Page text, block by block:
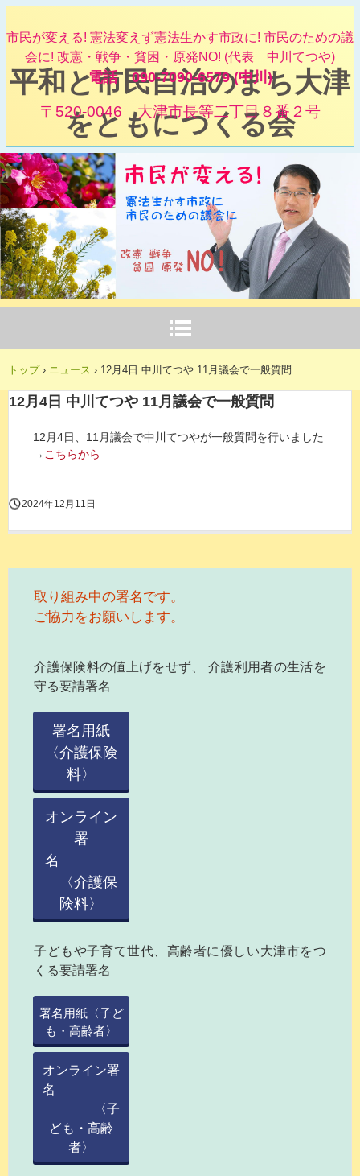
平和と市民自治のまち大津
をともにつくる会
市民が変える! 憲法変えず憲法生かす市政に! 市民のための議
会に! 改憲・戦争・貧困・原発NO! (代表 中川てつや)
電話 090-7090-6579 (中川)
〒520-0046 大津市長等二丁目８番２号
トップ › ニュース › 12月4日 中川てつや 11月議会で一般質問
12月4日 中川てつや 11月議会で一般質問
12月4日、11月議会で中川てつやが一般質問を行いました
→ こちらから
2024年12月11日
取り組み中の署名です。
ご協力をお願いします。
介護保険料の値上げをせず、 介護利用者の生活を
守る要請署名
署名用紙
〈介護保険
料〉
オンライン
署
名
〈介護保
険料〉
子どもや子育て世代、高齢者に優しい大津市をつ
くる要請署名
署名用紙〈子ど
も・高齢者〉
オンライン署
名
〈子
ども・高齢
者〉